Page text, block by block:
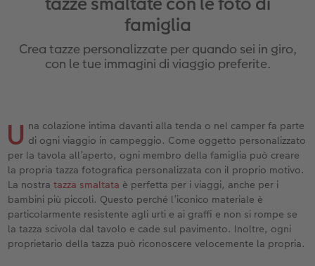
Custodia personalizzata
FOTOLIBRO CEWE Kids
Primi passi
Come ordinare
Esempi di clienti
Storie dei clienti
Nature Prints
Poster premium
Set di foto
Foto istantanee
Fototessere
Accessori
Poster con mappa
Collage fotografico
hexxas
Poster in alluminio
Foto su legno
Poster Gallery
Poster su forex
Altre occasioni
Biglietti pieghevoli
Foto biglietti
Cartoline singole con spedizione diretta
Giochi
Scuola e ufficio
Animali domestici
Stampe artistiche
Foto-box regalo
Idee regalo
Buono regalo CEWE
Cover in silicone
Cover in pelle
Cover cellulare con tracolla
Con design
Calendari da parete con design
Calendario da parete A4
Calendario da parete A4 Panoramico
Calendario da tavolo quadrato
Accessori
Cartoline fotografiche istantanee
Set di foto istantanee
Collage di foto istantanee
Fototessere biometriche
Trova la filiale
per il compleanno
Regali per la festa della mamma
Regali d’addio
per gli sposi
per l’addio al nubilato
Matrimonio
Concorsi fotografici
famiglia
Crea tazze personalizzate per quando sei in giro,
con le tue immagini di viaggio preferite.
U na colazione intima davanti alla tenda o nel camper fa parte
di ogni viaggio in campeggio. Come oggetto personalizzato
per la tavola all’aperto, ogni membro della famiglia può creare
la propria tazza fotografica personalizzata con il proprio motivo.
La nostratazza smaltata è perfetta per i viaggi, anche per i
bambini più piccoli. Questo perché l’iconico materiale è
particolarmente resistente agli urti e ai graffi e non si rompe se
la tazza scivola dal tavolo e cade sul pavimento. Inoltre, ogni
proprietario della tazza può riconoscere velocemente la propria.